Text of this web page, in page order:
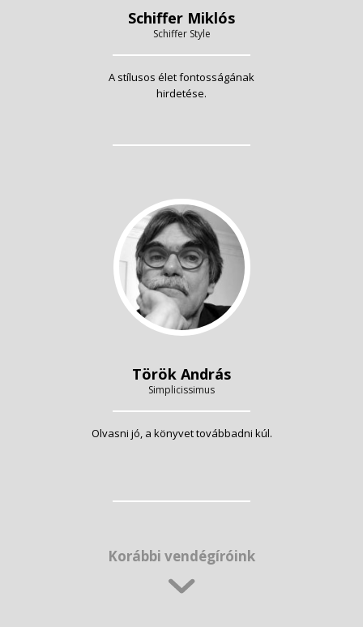
Schiffer Miklós
Schiffer Style
A stílusos élet fontosságának
hirdetése.
Török András
Simplicissimus
Olvasni jó, a könyvet továbbadni kúl.
Korábbi vendégíróink